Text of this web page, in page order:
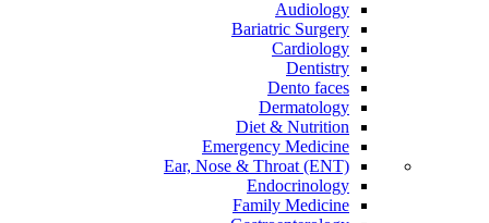
Audiology
Bariatric Surgery
Cardiology
Dentistry
Dento faces
Dermatology
Diet & Nutrition
Emergency Medicine
Ear, Nose & Throat (ENT)
Endocrinology
Family Medicine